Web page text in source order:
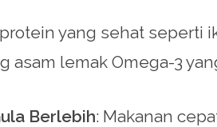
yang sehat seperti
lemak Omega-3
Berlebih: Makanan